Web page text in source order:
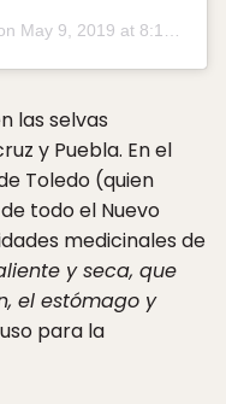
May 9, 2019 at 8:14am PDT
las selvas
y Puebla. En el
Toledo (quien
todo el Nuevo
medicinales de
y seca, que
el estómago y
para la